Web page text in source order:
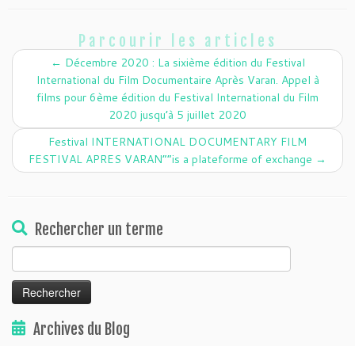
Parcourir les articles
← Décembre 2020 : La sixième édition du Festival
International du Film Documentaire Après Varan. Appel à
films pour 6ème édition du Festival International du Film
2020 jusqu’à 5 juillet 2020
Festival INTERNATIONAL DOCUMENTARY FILM
FESTIVAL APRES VARAN”“is a plateforme of exchange →
Rechercher un terme
Rechercher :
Archives du Blog